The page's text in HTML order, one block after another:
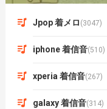
Jpop 着メロ (3047)
iphone 着信音(510)
xperia 着信音(267)
galaxy 着信音(314)